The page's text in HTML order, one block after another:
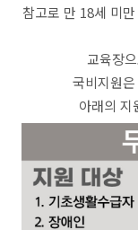
참고로 만 18세 미
교육장
국비지원
아래의 지